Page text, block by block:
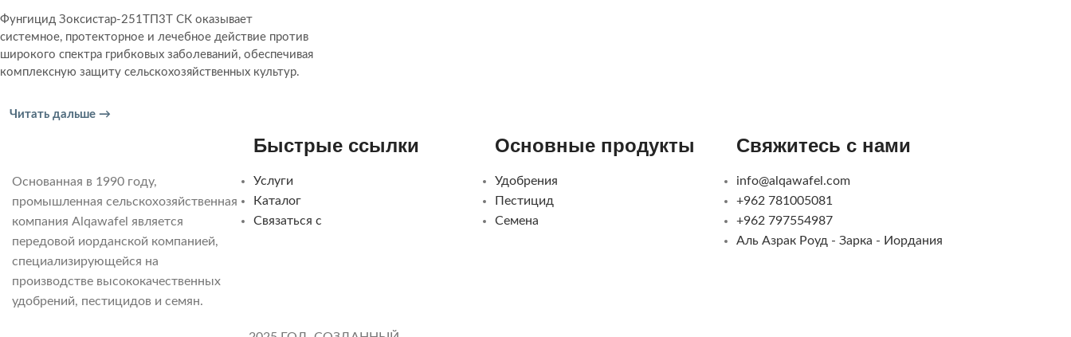
Фунгицид Зоксистар-251ТП3Т СК оказывает
системное, протекторное и лечебное действие против
широкого спектра грибковых заболеваний, обеспечивая
комплексную защиту сельскохозяйственных культур.
Читать дальше →
Основанная в 1990 году,
промышленная сельскохозяйственная
компания Alqawafel является
передовой иорданской компанией,
специализирующейся на
производстве высококачественных
удобрений, пестицидов и семян.
Быстрые ссылки
Услуги
Каталог
Связаться с
Основные продукты
Удобрения
Пестицид
Семена
Свяжитесь с нами
info@alqawafel.com
+962 781005081
+962 797554987
Аль Азрак Роуд - Зарка - Иордания